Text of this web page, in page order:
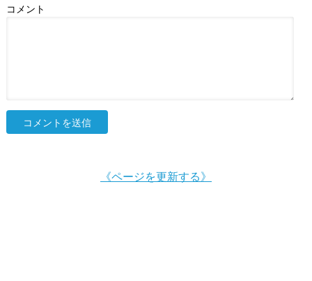
コメント
《ページを更新する》